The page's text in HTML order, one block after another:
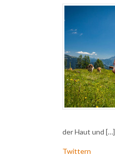
der Haut und […]
Twittern